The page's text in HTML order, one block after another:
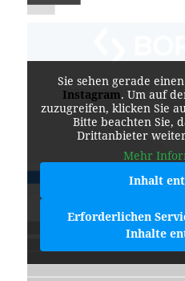
Sie sehen gerade
Instagram. Um auf
zuzugreifen, klicken Sie
Bitte beachten Sie,
Drittanbieter
Mehr
Inhalt
Erforderlichen
Inhalte